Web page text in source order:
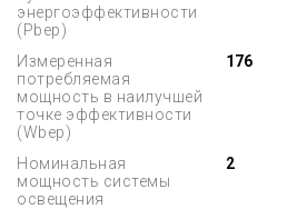
энергоэффективности
(Pbep)
Измеренная
потребляемая
мощность в наилучшей
точке эффективности
(Wbep)
176
Номинальная
мощность системы
освещения
2